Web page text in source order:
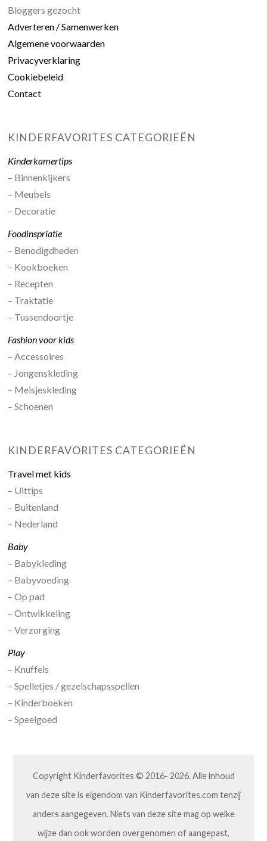
Bloggers gezocht
Adverteren / Samenwerken
Algemene voorwaarden
Privacyverklaring
Cookiebeleid
Contact
KINDERFAVORITES CATEGORIEËN
Kinderkamertips
– Binnenkijkers
– Meubels
– Decoratie
Foodinspriatie
– Benodigdheden
– Kookboeken
– Recepten
– Traktatie
– Tussendoortje
Fashion voor kids
– Accessoires
– Jongenskleding
– Meisjeskleding
– Schoenen
KINDERFAVORITES CATEGORIEËN
Travel met kids
– Uittips
– Buitenland
– Nederland
Baby
– Babykleding
– Babyvoeding
– Op pad
– Ontwikkeling
– Verzorging
Play
– Knuffels
– Spelletjes / gezelschapsspellen
– Kinderboeken
– Speelgoed
Copyright Kinderfavorites © 2016- 2026. Alle inhoud
van deze site is eigendom van Kinderfavorites.com tenzij
anders aangegeven. Niets van deze site mag op welke
wijze dan ook worden overgenomen of aangepast,